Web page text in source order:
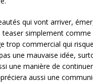
qui vont arriver,
simplement comme
trop commercial qui
une mauvaise idée,
une manière de
aussi une